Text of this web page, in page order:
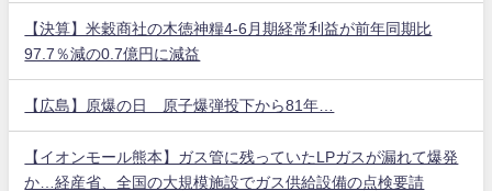
【決算】米穀商社の木徳神糧4-6月期経常利益が前年同期比
97.7％減の0.7億円に減益
【広島】原爆の日 原子爆弾投下から81年…
【イオンモール熊本】ガス管に残っていたLPガスが漏れて爆発
か…経産省、全国の大規模施設でガス供給設備の点検要請